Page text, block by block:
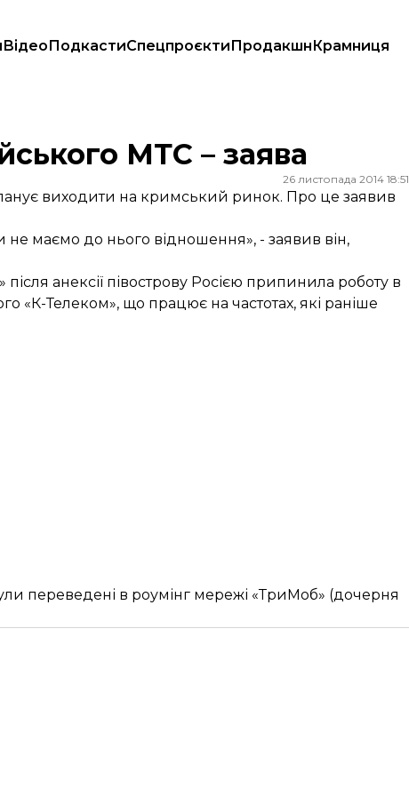
ВідеоПодкастиСпецпроєктиПродакшнКрамниця
МТС – заява
26 листопада 2014 18:51
виходити на кримський ринок. Про це заявив
маємо до нього відношення», - заявив він,
анексії півострову Росією припинила роботу в
«К-Телеком», що працює на частотах, які раніше
переведені в роумінг мережі «ТриМоб» (дочерня